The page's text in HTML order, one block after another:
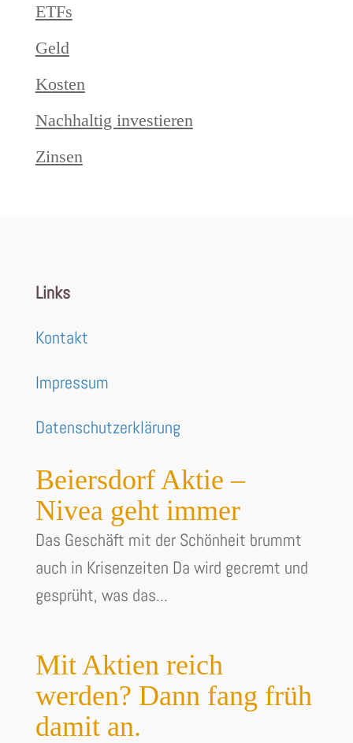
ETFs
Geld
Kosten
Nachhaltig investieren
Zinsen
Links
Kontakt
Impressum
Datenschutzerklärung
Beiersdorf Aktie –
Nivea geht immer
Das Geschäft mit der Schönheit brummt
auch in Krisenzeiten Da wird gecremt und
gesprüht, was das...
Mit Aktien reich
werden? Dann fang früh
damit an.